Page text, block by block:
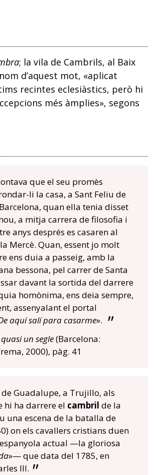
; la vila de Cambrils, al Baix
d’aquest mot, «aplicat
recintes eclesiàstics, però hi
més àmplies», segons
que el seu promès
li la casa, a Sant Feliu de
quan ella tenia disset
a mitja carrera de filosofia i
anys després es casaren al
Mercè. Quan, essent jo molt
ens duia a passeig, amb la
bessona, pel carrer de Santa
davant la sortida del darrere
homònima, ens deia sempre,
assenyalant el portal
aquí salí para casarme».
un segle(Barcelona:
2000), pàg. 41
Guadalupe, a Trujillo, als
hi ha darrere el cambril de la
una escena de la batalla de
on els cavallers cristians duen
actual —la gloriosa
»— que data del 1785, en
III.